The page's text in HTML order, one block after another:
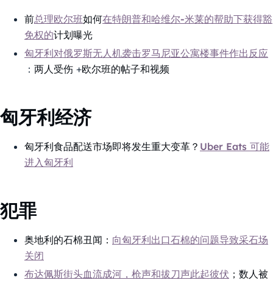
前总理欧尔班如何在特朗普和哈维尔-米莱的帮助下获得豁
免权的计划曝光
匈牙利对俄罗斯无人机袭击罗马尼亚公寓楼事件作出反应
： 两人受伤 +欧尔班的帖子和视频
匈牙利经济
匈牙利食品配送市场即将发生重大变革？ Uber Eats 可能
进入匈牙利
犯罪
奥地利的石棉丑闻： 向匈牙利出口石棉的问题导致采石场
关闭
布达佩斯街头血流成河，枪声和拔刀声此起彼伏 ；数人被